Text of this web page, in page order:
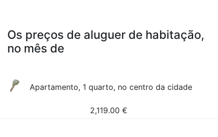
Os preços de aluguer de habitação,
no mês de
Apartamento, 1 quarto, no centro da cidade
2,119.00 €